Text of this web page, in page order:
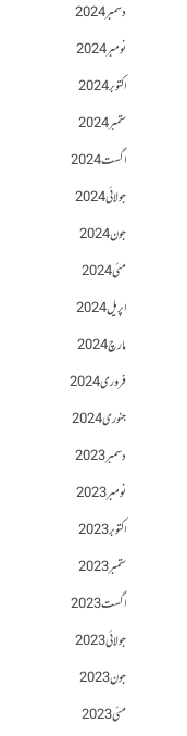
دسمبر 2024
نومبر 2024
اکتوبر 2024
ستمبر 2024
اگست 2024
جولائی 2024
جون 2024
مئی 2024
اپریل 2024
مارچ 2024
فروری 2024
جنوری 2024
دسمبر 2023
نومبر 2023
اکتوبر 2023
ستمبر 2023
اگست 2023
جولائی 2023
جون 2023
مئی 2023